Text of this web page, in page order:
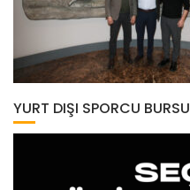
YURT DIŞI SPORCU BURSU